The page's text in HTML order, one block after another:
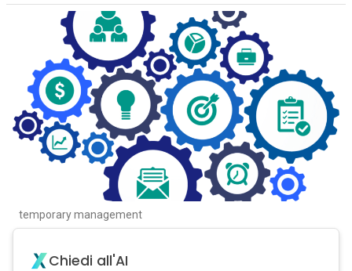
temporary management
Chiedi all'AI